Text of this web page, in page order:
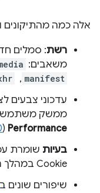
אלה כמה מהתיקונים
רשת: סמלים
משאבים:
manifest
, ‏
ממשק משתמש,
Performance
(
בעיות שומרת
Cookie במהלך הניווט (
שיפורים שונים ב